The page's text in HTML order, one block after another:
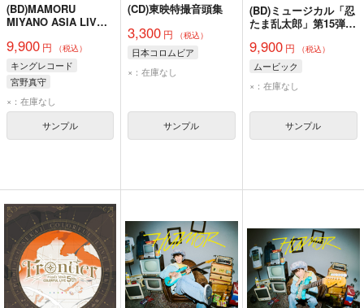
(BD)MAMORU
MIYANO ASIA LIVE
VACATIONING!～/宮
野真守
9,900 円 （税込）
キングレコード
宮野真守
×：在庫なし
サンプル
(CD)東映特撮音頭集
3,300 円 （税込）
日本コロムビア
×：在庫なし
サンプル
(BD)ミュージカル「忍
たま乱太郎」第15弾再
六年生！～閻魔岳を駆
け抜けろ～
9,900円 （税込）
ムービック
×：在庫なし
サンプル